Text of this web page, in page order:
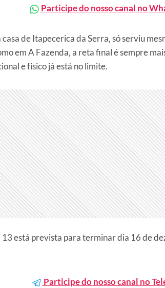
Participe do nosso canal no
de Itapecerica da Serra, só serviu
em A Fazenda, a reta final é sempre
e físico já está no limite.
está prevista para terminar dia 16 de
Participe do nosso canal no